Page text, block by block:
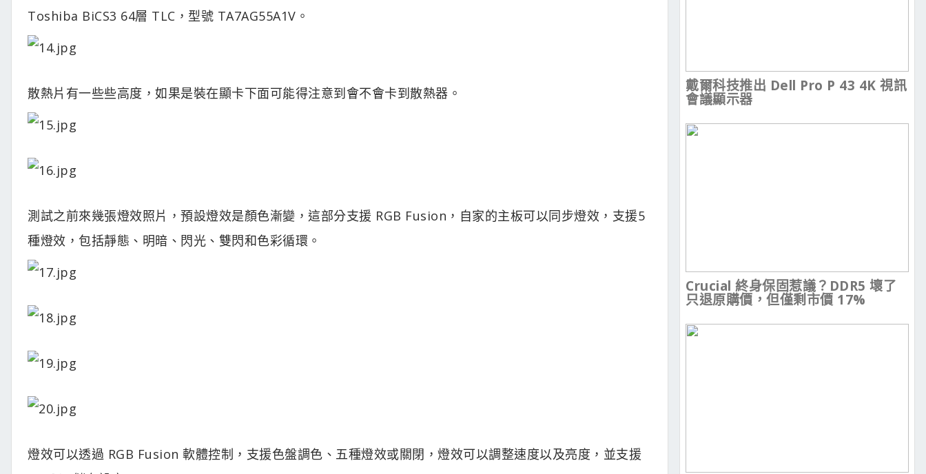
Toshiba BiCS3 64層 TLC，型號 TA7AG55A1V。
散熱片有一些些高度，如果是裝在顯卡下面可能得注意到會不會卡到散熱器。
測試之前來幾張燈效照片，預設燈效是顏色漸變，這部分支援 RGB Fusion，自家的主板可以同步燈效，支援5
種燈效，包括靜態、明暗、閃光、雙閃和色彩循環。
燈效可以透過 RGB Fusion 軟體控制，支援色盤調色、五種燈效或關閉，燈效可以調整速度以及亮度，並支援
戴爾科技推出 Dell Pro P 43 4K 視訊
會議顯示器
Crucial 終身保固惹議？DDR5 壞了
只退原購價，但僅剩市價 17%